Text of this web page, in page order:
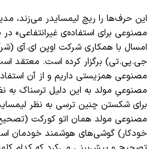
این حرف‌ها را ریچ لیمسایدر می‌زند،
مصنوعی برای استفاده‌ی غیرانتفاعی» در
امسال با همکاری شرکت اوپن ای.آی
جی.پی.تی) برگزار کرده است. معتقد
مصنوعی همزیستی داریم و از آن
مصنوعیِ مولد به این دلیل ترسناک به
برای شکستن چنین ترسی به نظر
مصنوعی مولد همان اتو کورکت
خودکار) گوشی‌های هوشمند خودمان